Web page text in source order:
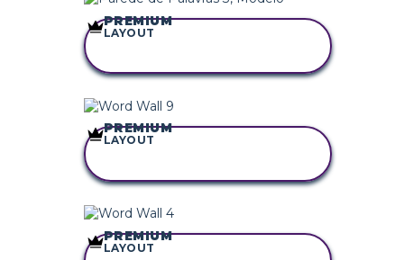
PREMIUM
LAYOUT
PREMIUM
LAYOUT
PREMIUM
LAYOUT